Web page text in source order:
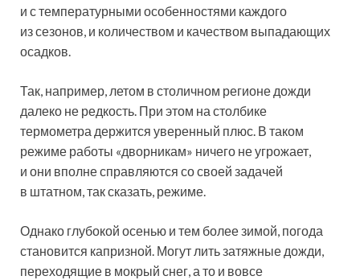
и с температурными особенностями каждого
из сезонов, и количеством и качеством выпадающих
осадков.
Так, например, летом в столичном регионе дожди
далеко не редкость. При этом на столбике
термометра держится уверенный плюс. В таком
режиме работы «дворникам» ничего не угрожает,
и они вполне справляются со своей задачей
в штатном, так сказать, режиме.
Однако глубокой осенью и тем более зимой, погода
становится капризной. Могут лить затяжные дожди,
переходящие в мокрый снег, а то и вовсе